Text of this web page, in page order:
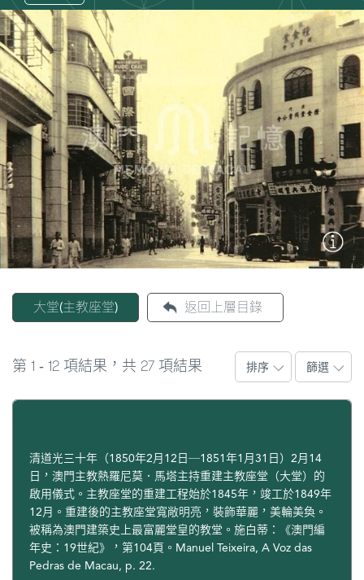
搜
索
古
地
圖
媽
閣
寺
廟
巴
士
街
築藝術、見證了中國和西方宗教文化的傳播和發展、獨
特地反映中西文化多元共存，而且與居民的生活習俗、
文化傳統密不可分。
除了「澳門歷史城區」外，澳門處處都有別具特色的建
築，反映出不同時期城市的發展需要和當時流行的建築
風格。在這些建築中，既有政府機關，也有防禦工事、
宗教場所、民宅、公園、花園、墓園、博物館、展覽
館、圖書館、檔案館、碼頭橋樑和康體設施等。澳門在
過去和現在還有著一批古老的華人村落、老街巷里、前
地廣場和古井。澳門的街道名牌和命名規律，如今已成
為本土文化的其中一個重要組成部分。
透過這些澳門「築跡」，大家能看到澳門如何從小漁村
大堂(主教座堂) 返回上層目錄
第 1 - 12 項結果，共 27 項結果 排序 篩選
清道光三十年（1850年2月12日─1851年1月31日）2月14
日，澳門主教熱羅尼莫．馬塔主持重建主教座堂（大堂）的
啟用儀式。主教座堂的重建工程始於1845年，竣工於1849年
12月。重建後的主教座堂寬敞明亮，裝飾華麗，美輪美奐。
被稱為澳門建築史上最富麗堂皇的教堂。施白蒂：《澳門編
年史：19世紀》，第104頁。Manuel Teixeira, A Voz das
Pedras de Macau, p. 22.